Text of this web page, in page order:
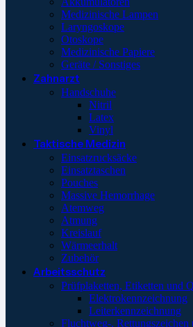
Medizinische Lampen
Laryngoskope
Otoskope
Medizinische Papiere
Geräte / Sonstiges
Zahnarzt
Handschuhe
Nitril
Latex
Vinyl
Taktische Medizin
Einsatzrucksäcke
Einsatztaschen
Pouches
Massive Hemorrhage
Atemweg
Atmung
Kreislauf
Wärmeerhalt
Zubehör
Arbeitsschutz
Prüfplaketten, Etiketten und
Elektrokennzeichnung
Leiterkennzeichnung
Fluchtweg-, Rettungszeichen